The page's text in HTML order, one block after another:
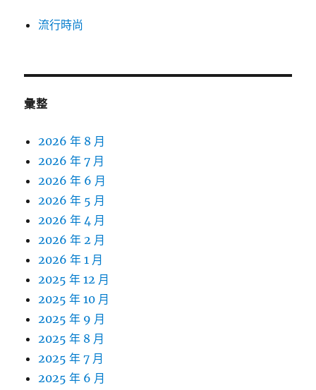
流行時尚
彙整
2026 年 8 月
2026 年 7 月
2026 年 6 月
2026 年 5 月
2026 年 4 月
2026 年 2 月
2026 年 1 月
2025 年 12 月
2025 年 10 月
2025 年 9 月
2025 年 8 月
2025 年 7 月
2025 年 6 月